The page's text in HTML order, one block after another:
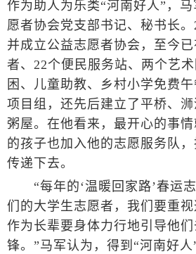
作为助人为乐类“河南好人”，
愿者协会党支部书记、秘书长
并成立公益志愿者协会，至今
者、22个便民服务站、两个艺
困、儿童助教、乡村小学免费
项目组，还先后建立了平桥、
粥屋。在他看来，最开心的事
的孩子也加入他的志愿服务队
传递下去。
“每年的‘温暖回家路’春运志
们的大学生志愿者，我们要重视
作为长辈要身体力行地引导他
锋。”马军认为，得到“河南好